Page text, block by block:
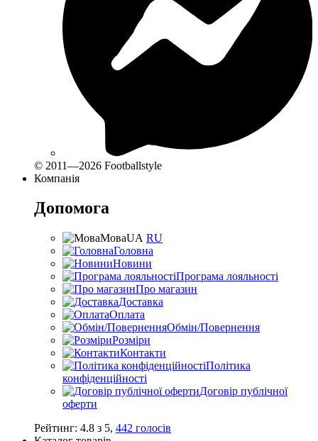
© 2011—2026 Footballstyle
Компанія
Допомога
МоваUA RU
Головна
Новини
Програма лояльності
Про магазин
Доставка
Оплата
Обмін/Повернення
Розміри
Контакти
Політика
конфіденційності
Договір публічної
оферти
Рейтинг: 4.8 з 5, 442 голосів